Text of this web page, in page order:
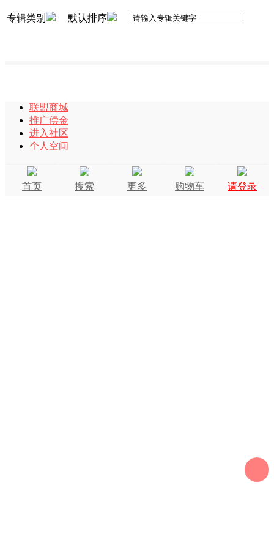
专辑类别 默认排序
联盟商城
推广偿金
进入社区
个人空间
首页 搜索 更多 购物车 请登录